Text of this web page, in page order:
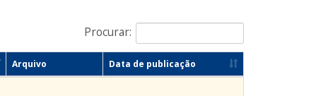
Procurar:
Arquivo Data de publicação